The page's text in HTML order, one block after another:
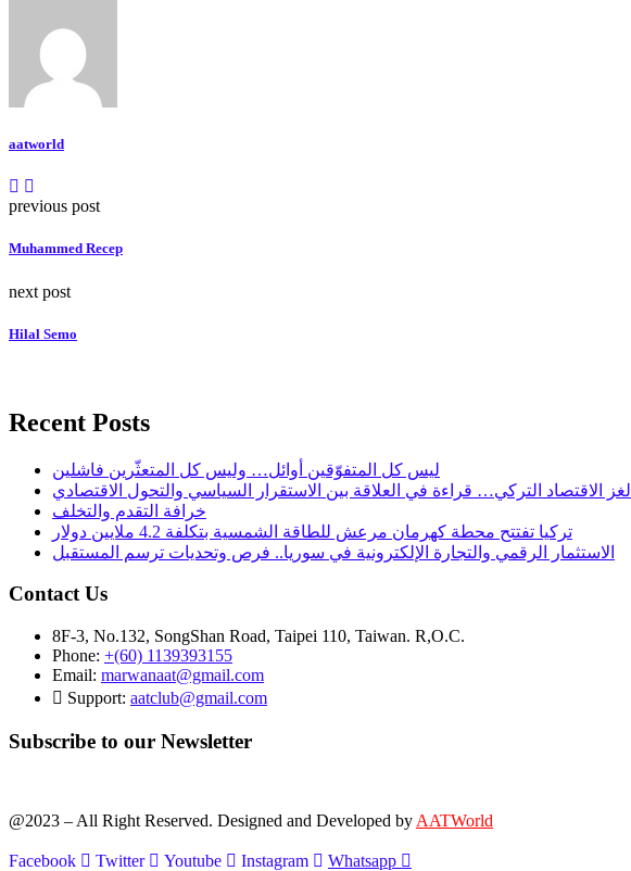
aatworld
previous post
Muhammed Recep
next post
Hilal Semo
Recent Posts
ليس كل المتفوّقين أوائل… وليس كل المتعثّرين فاشلين
لغز الاقتصاد التركي… قراءة في العلاقة بين الاستقرار السياسي والتحول الاقتصادي
خرافة التقدم والتخلف
تركيا تفتتح محطة كهرمان مرعش للطاقة الشمسية بتكلفة 4.2 ملايين دولار
الاستثمار الرقمي والتجارة الإلكترونية في سوريا.. فرص وتحديات ترسم المستقبل
Contact Us
8F-3, No.132, SongShan Road, Taipei 110, Taiwan. R,O.C.
Phone: +(60) 1139393155
Email: marwanaat@gmail.com
Support: aatclub@gmail.com
Subscribe to our Newsletter
@2023 – All Right Reserved. Designed and Developed by AATWorld
Facebook Twitter Youtube Instagram Whatsapp